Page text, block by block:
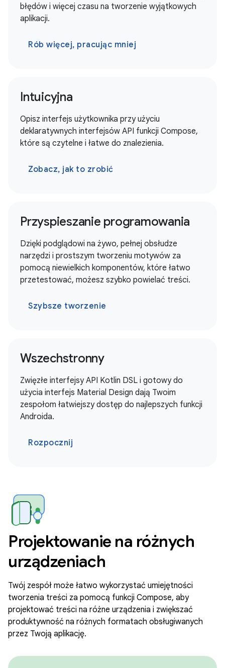
błędów i więcej czasu na tworzenie wyjątkowych
aplikacji.
Rób więcej, pracując mniej
Intuicyjna
Opisz interfejs użytkownika przy użyciu
deklaratywnych interfejsów API funkcji Compose,
które są czytelne i łatwe do znalezienia.
Zobacz, jak to zrobić
Przyspieszanie programowania
Dzięki podglądowi na żywo, pełnej obsłudze
narzędzi i prostszym tworzeniu motywów za
pomocą niewielkich komponentów, które łatwo
przetestować, możesz szybko powielać treści.
Szybsze tworzenie
Wszechstronny
Zwięzłe interfejsy API Kotlin DSL i gotowy do
użycia interfejs Material Design dają Twoim
zespołom łatwiejszy dostęp do najlepszych funkcji
Androida.
Rozpocznij
Projektowanie na różnych
urządzeniach
Twój zespół może łatwo wykorzystać umiejętności
tworzenia treści za pomocą funkcji Compose, aby
projektować treści na różne urządzenia i zwiększać
produktywność na różnych formatach obsługiwanych
przez Twoją aplikację.